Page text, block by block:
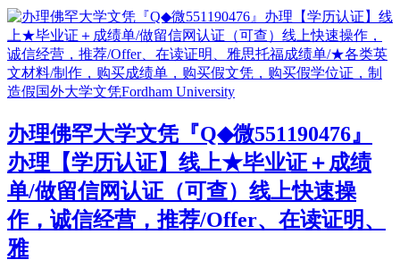
办理佛罕大学文凭『Q◆微551190476』
办理【学历认证】线上★毕业证＋成绩
单/做留信网认证（可查）线上快速操
作，诚信经营，推荐/Offer、在读证明、
雅